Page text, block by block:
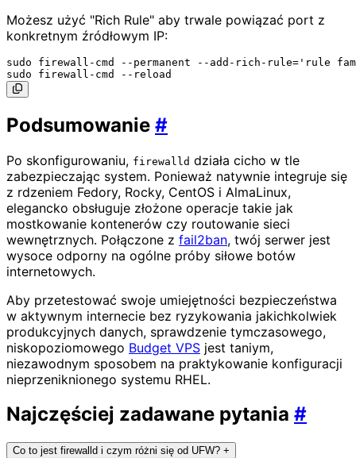
Możesz użyć "Rich Rule" aby trwale powiązać port z
konkretnym źródłowym IP:
sudo firewall-cmd --permanent --add-rich-rule='rule
Podsumowanie #
Po skonfigurowaniu, firewalld działa cicho w tle
zabezpieczając system. Ponieważ natywnie integruje się
z rdzeniem Fedory, Rocky, CentOS i AlmaLinux,
elegancko obsługuje złożone operacje takie jak
mostkowanie kontenerów czy routowanie sieci
wewnętrznych. Połączone z fail2ban, twój serwer jest
wysoce odporny na ogólne próby siłowe botów
internetowych.
Aby przetestować swoje umiejętności bezpieczeństwa
w aktywnym internecie bez ryzykowania jakichkolwiek
produkcyjnych danych, sprawdzenie tymczasowego,
niskopoziomowego Budget VPS jest taniym,
niezawodnym sposobem na praktykowanie konfiguracji
nieprzeniknionego systemu RHEL.
Najczęściej zadawane pytania #
Co to jest firewalld i czym różni się od UFW? +